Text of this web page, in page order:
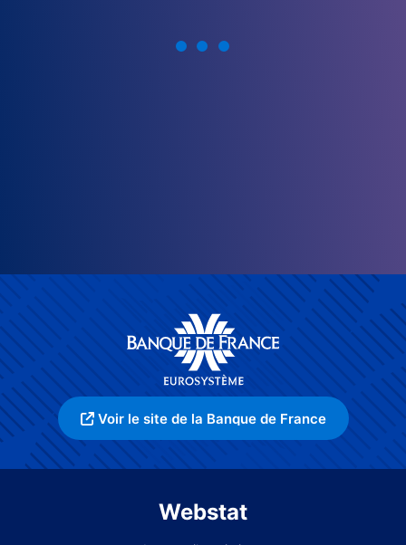
Voir le site de la Banque de France
Webstat